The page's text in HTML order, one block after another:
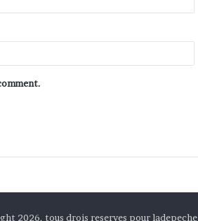
2026, tous drois reserves pour ladepeche